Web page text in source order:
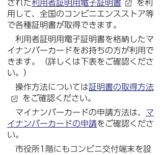
された利用者証明用電子証明書
を利
用して、全国のコンビニエンスストア等
で各種証明書が取得できます。
利用者証明用電子証明書を格納したマ
イナンバーカードをお持ちの方が利用で
きます。（詳しくは下表をご確認くださ
い。）
操作方法については証明書の取得方法
をご確認ください。
マイナンバーカードの申請方法は、 マ
イナンバーカードの申請をご確認くださ
い。
市役所1階にもコンビニ交付端末を設